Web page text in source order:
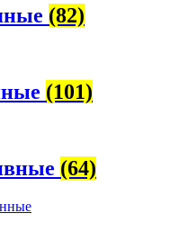
(82)
(101)
(64)